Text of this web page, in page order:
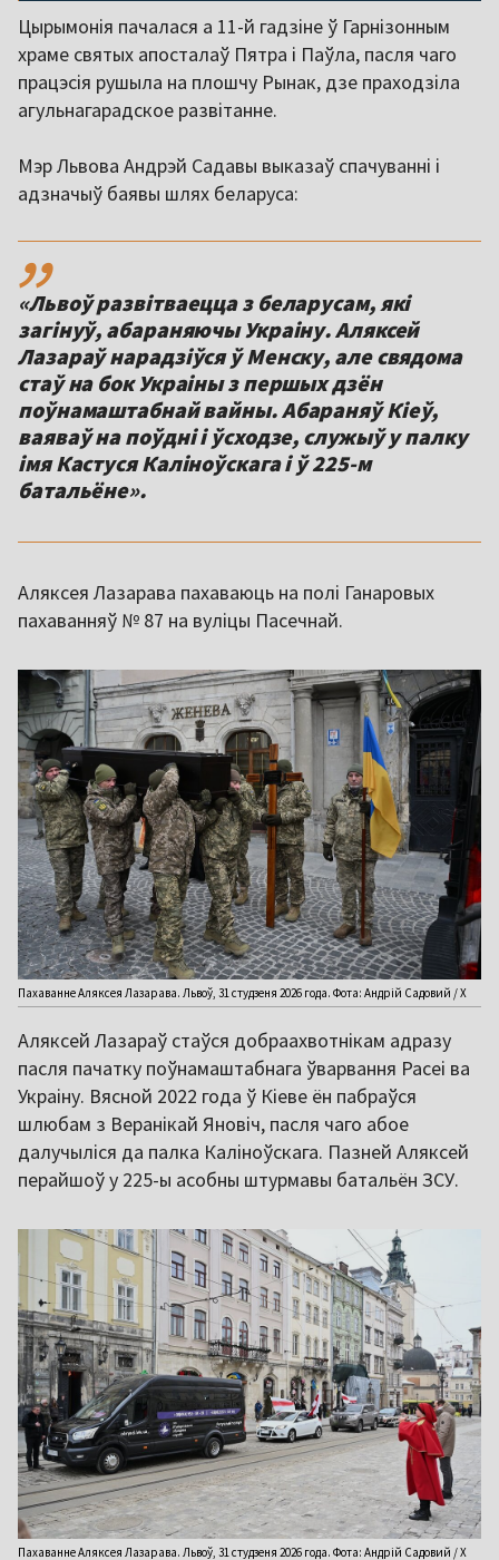
Цырымонія пачалася а 11-й гадзіне ў Гарнізонным
храме святых апосталаў Пятра і Паўла, пасля чаго
працэсія рушыла на плошчу Рынак, дзе праходзіла
агульнагарадское развітанне.
Мэр Львова Андрэй Садавы выказаў спачуванні і
адзначыў баявы шлях беларуса:
,,
«Львоў развітваецца з беларусам, які
загінуў, абараняючы Украіну. Аляксей
Лазараў нарадзіўся ў Менску, але свядома
стаў на бок Украіны з першых дзён
поўнамаштабнай вайны. Абараняў Кіеў,
ваяваў на поўдні і ўсходзе, служыў у палку
імя Кастуся Каліноўскага і ў 225-м
батальёне».
Аляксея Лазарава пахаваюць на полі Ганаровых
пахаванняў № 87 на вуліцы Пасечнай.
Пахаванне Аляксея Лазарава. Львоў, 31 студзеня 2026 года. Фота: Андрій Садовий / Х
Аляксей Лазараў стаўся добраахвотнікам адразу
пасля пачатку поўнамаштабнага ўварвання Расеі ва
Украіну. Вясной 2022 года ў Кіеве ён пабраўся
шлюбам з Веранікай Яновіч, пасля чаго абое
далучыліся да палка Каліноўскага. Пазней Аляксей
перайшоў у 225-ы асобны штурмавы батальён ЗСУ.
Пахаванне Аляксея Лазарава. Львоў, 31 студзеня 2026 года. Фота: Андрій Садовий / Х